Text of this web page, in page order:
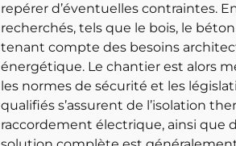
repérer d’éventuelles contraintes.
recherchés, tels que le bois, le
tenant compte des besoins
énergétique. Le chantier est alors
les normes de sécurité et les
qualifiés s’assurent de l’isolation
raccordement électrique, ainsi que